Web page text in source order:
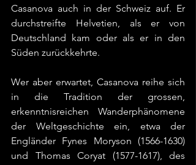
Casanova auch in der Schweiz auf. Er
durchstreifte Helvetien, als er von
Deutschland kam oder als er in den
Süden zurückkehrte.
Wer aber erwartet, Casanova reihe sich
in die Tradition der grossen,
erkenntnisreichen Wanderphänomene
der Weltgeschichte ein, etwa der
Engländer Fynes Moryson (1566-1630)
und Thomas Coryat (1577-1617), des